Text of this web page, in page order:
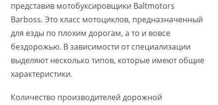
представив мотобуксировщики Baltmotors
Barboss. Это класс мотоциклов, предназначенный
для езды по плохим дорогам, а то и вовсе
бездорожью. В зависимости от специализации
выделяют несколько типов, которые имеют общие
характеристики.
Количество производителей дорожной